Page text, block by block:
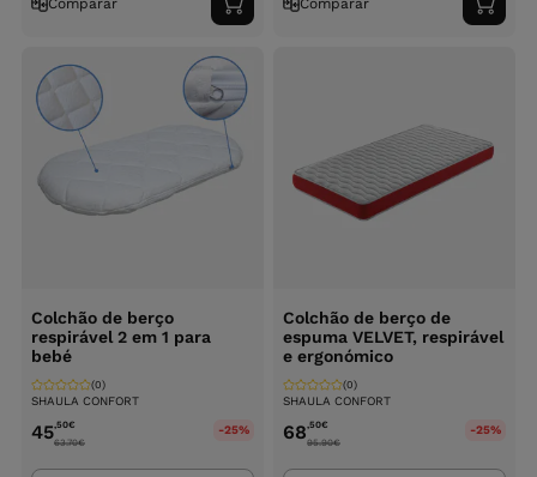
Comparar
Adicionar
ao
Comparar
ao
Colchão de berço
respirável 2 em 1 para
bebé
SHAULA CONFORT
(0)
45,50€
63.70€
-25%
Colchão de berço de
espuma VELVET, respirável
e ergonómico
SHAULA CONFORT
(0)
68,50€
95.90€
-25%